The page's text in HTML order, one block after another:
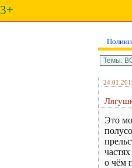
3+
Это
о чём